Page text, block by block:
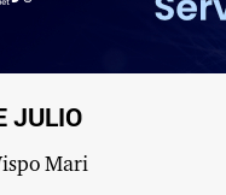
JULIO
Mari